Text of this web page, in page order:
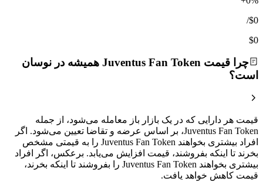
$0
/
$0
چرا قیمت Juventus Fan Token همیشه در نوسان
است؟
قیمت هر دارایی که در یک بازار باز معامله می‌شود، از جمله
Juventus Fan Token، بر اساس عرضه و تقاضا تعیین می‌شود. اگر
افراد بیشتری بخواهند Juventus Fan Token را به قیمتی مشخص
بخرند تا اینکه بفروشند، قیمت افزایش می‌یابد. برعکس، اگر افراد
بیشتری بخواهند Juventus Fan Token را بفروشند تا اینکه بخرند،
قیمت کاهش خواهد یافت.